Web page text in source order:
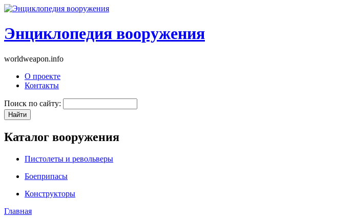
Энциклопедия вооружения
worldweapon.info
О проекте
Контакты
Поиск по сайту:
Каталог вооружения
Пистолеты и револьверы
Боеприпасы
Конструкторы
Главная